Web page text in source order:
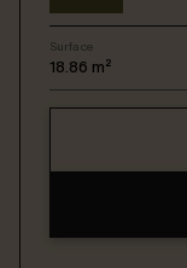
Connexion /
Surface
18.86 m²